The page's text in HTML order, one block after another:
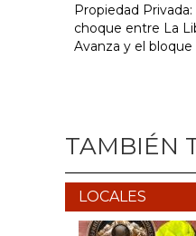
Propiedad
choque entre La
Avanza y el
TAMBIÉN
LOCALES